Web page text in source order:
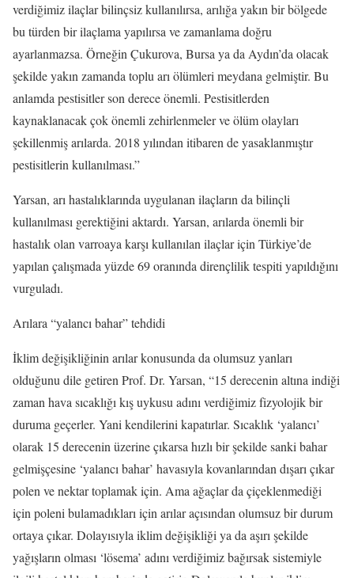
verdiğimiz ilaçlar bilinçsiz kullanılırsa, arılığa yakın bir bölgede
bu türden bir ilaçlama yapılırsa ve zamanlama doğru
ayarlanmazsa. Örneğin Çukurova, Bursa ya da Aydın’da olacak
şekilde yakın zamanda toplu arı ölümleri meydana gelmiştir. Bu
anlamda pestisitler son derece önemli. Pestisitlerden
kaynaklanacak çok önemli zehirlenmeler ve ölüm olayları
şekillenmiş arılarda. 2018 yılından itibaren de yasaklanmıştır
pestisitlerin kullanılması.”
Yarsan, arı hastalıklarında uygulanan ilaçların da bilinçli
kullanılması gerektiğini aktardı. Yarsan, arılarda önemli bir
hastalık olan varroaya karşı kullanılan ilaçlar için Türkiye’de
yapılan çalışmada yüzde 69 oranında dirençlilik tespiti yapıldığını
vurguladı.
Arılara “yalancı bahar” tehdidi
İklim değişikliğinin arılar konusunda da olumsuz yanları
olduğunu dile getiren Prof. Dr. Yarsan, “15 derecenin altına indiği
zaman hava sıcaklığı kış uykusu adını verdiğimiz fizyolojik bir
duruma geçerler. Yani kendilerini kapatırlar. Sıcaklık ‘yalancı’
olarak 15 derecenin üzerine çıkarsa hızlı bir şekilde sanki bahar
gelmişçesine ‘yalancı bahar’ havasıyla kovanlarından dışarı çıkar
polen ve nektar toplamak için. Ama ağaçlar da çiçeklenmediği
için poleni bulamadıkları için arılar açısından olumsuz bir durum
ortaya çıkar. Dolayısıyla iklim değişikliği ya da aşırı şekilde
yağışların olması ‘lösema’ adını verdiğimiz bağırsak sistemiyle